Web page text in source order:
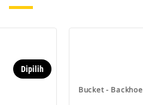
Dipilih
Bucket -